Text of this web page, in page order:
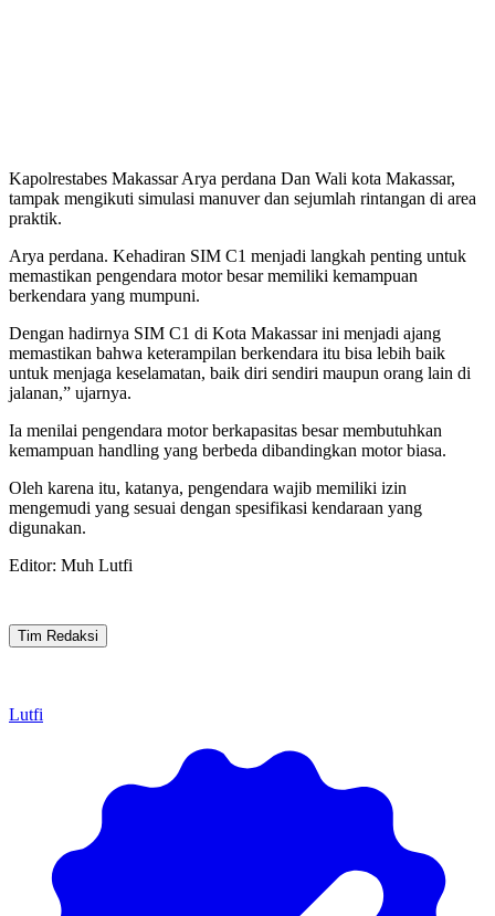
Kapolrestabes Makassar Arya perdana Dan Wali kota Makassar,
tampak mengikuti simulasi manuver dan sejumlah rintangan di area
praktik.
Arya perdana. Kehadiran SIM C1 menjadi langkah penting untuk
memastikan pengendara motor besar memiliki kemampuan
berkendara yang mumpuni.
Dengan hadirnya SIM C1 di Kota Makassar ini menjadi ajang
memastikan bahwa keterampilan berkendara itu bisa lebih baik
untuk menjaga keselamatan, baik diri sendiri maupun orang lain di
jalanan,” ujarnya.
Ia menilai pengendara motor berkapasitas besar membutuhkan
kemampuan handling yang berbeda dibandingkan motor biasa.
Oleh karena itu, katanya, pengendara wajib memiliki izin
mengemudi yang sesuai dengan spesifikasi kendaraan yang
digunakan.
Editor: Muh Lutfi
Tim Redaksi
Lutfi